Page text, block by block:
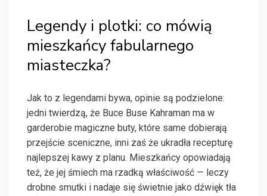
Legendy i plotki: co mówią
mieszkańcy fabularnego
miasteczka?
Jak to z legendami bywa, opinie są podzielone:
jedni twierdzą, że Buce Buse Kahraman ma w
garderobie magiczne buty, które same dobierają
przejście sceniczne, inni zaś że ukradła recepturę
najlepszej kawy z planu. Mieszkańcy opowiadają
też, że jej śmiech ma rzadką właściwość — leczy
drobne smutki i nadaje się świetnie jako dźwięk tła